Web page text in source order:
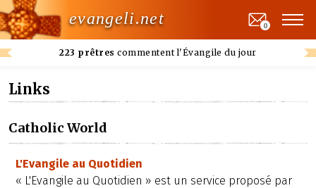
evangeli.net
223 prêtres commentent l'Évangile du jour
0
Links
Catholic World
L'Evangile au Quotidien
« L'Evangile au Quotidien » est un service proposé par